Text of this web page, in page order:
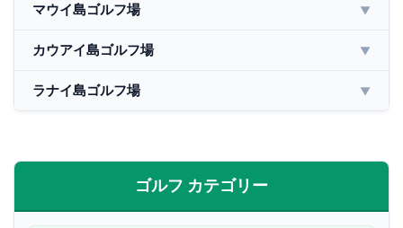
マウイ島ゴルフ場 ▼
カウアイ島ゴルフ場 ▼
ラナイ島ゴルフ場 ▼
ゴルフ カテゴリー